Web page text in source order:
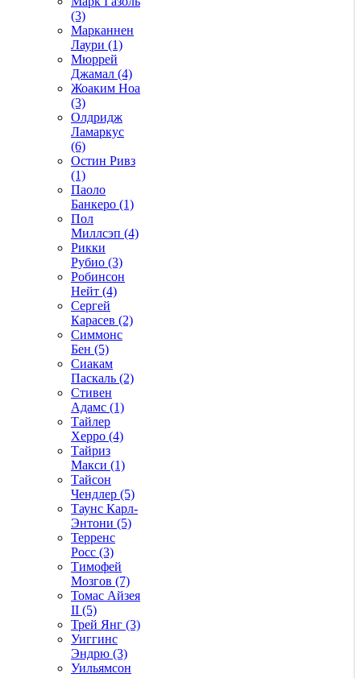
(3)
Марканнен
Лаури (1)
Мюррей
Джамал (4)
Жоаким Ноа
(3)
Олдридж
Ламаркус
(6)
Остин Ривз
(1)
Паоло
Банкеро (1)
Пол
Миллсэп (4)
Рикки
Рубио (3)
Робинсон
Нейт (4)
Сергей
Карасев (2)
Симмонс
Бен (5)
Сиакам
Паскаль (2)
Стивен
Адамс (1)
Тайлер
Херро (4)
Тайриз
Макси (1)
Тайсон
Чендлер (5)
Таунс Карл-
Энтони (5)
Терренс
Росс (3)
Тимофей
Мозгов (7)
Томас Айзея
II (5)
Трей Янг (3)
Уиггинс
Эндрю (3)
Уильямсон